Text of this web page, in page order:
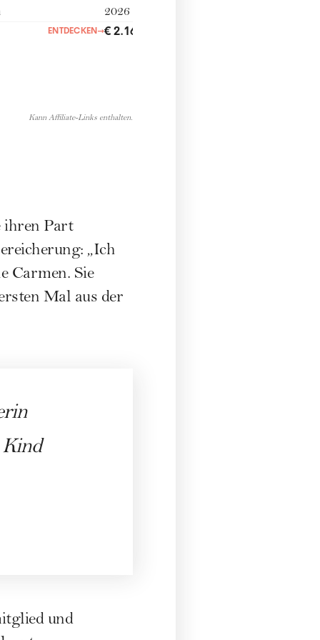
ENTDECKEN→
2026
€ 2.160,00
Kann Affiliate-Links enthalten.
ihren Part
„Ich
Carmen. Sie
Mal aus der
Kind
und